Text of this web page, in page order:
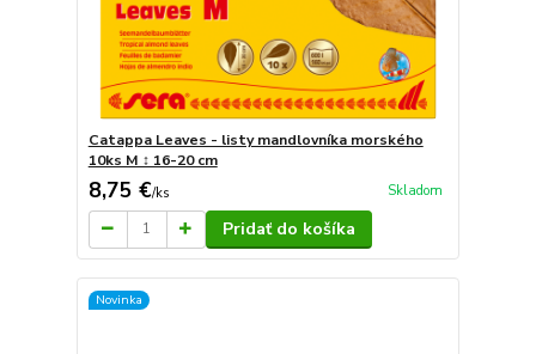
Catappa Leaves - listy mandlovníka morského
10ks M ↕ 16-20 cm
8,75 €/ks Skladom
Pridať do košíka
Novinka